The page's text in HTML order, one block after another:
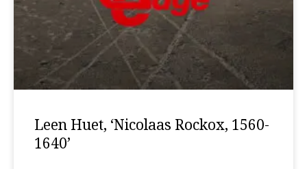
Leen Huet, ‘Nicolaas Rockox, 1560-
1640’